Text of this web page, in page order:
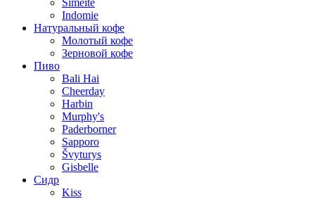
Indomie
Натуральный кофе
Молотый кофе
Зерновой кофе
Пиво
Bali Hai
Cheerday
Harbin
Murphy's
Paderborner
Sapporo
Švyturys
Gisbelle
Сидр
Kiss